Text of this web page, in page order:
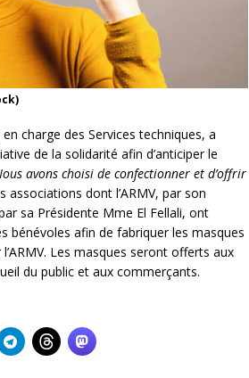
charge des Services techniques, a
de la solidarité afin d’anticiper le
avons choisi de confectionner et d’offrir
associations dont l’ARMV, par son
sa Présidente Mme El Fellali, ont
bénévoles afin de fabriquer les masques
Les masques seront offerts aux
du public et aux commerçants.